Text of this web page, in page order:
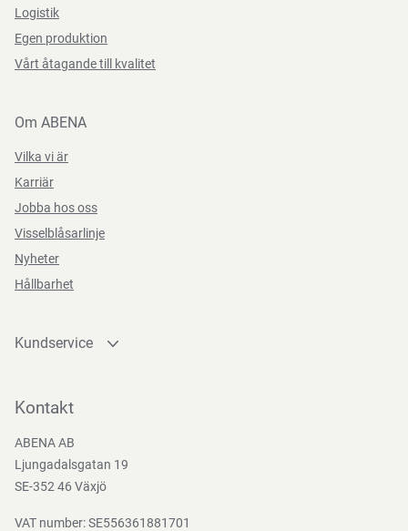
Logistik
Egen produktion
Vårt åtagande till kvalitet
Om ABENA
Vilka vi är
Karriär
Jobba hos oss
Visselblåsarlinje
Nyheter
Hållbarhet
Kundservice
Bli kund
Nedladdningar
Kontakt
ABENA AB
Ljungadalsgatan 19
SE-352 46 Växjö
VAT number: SE556361881701